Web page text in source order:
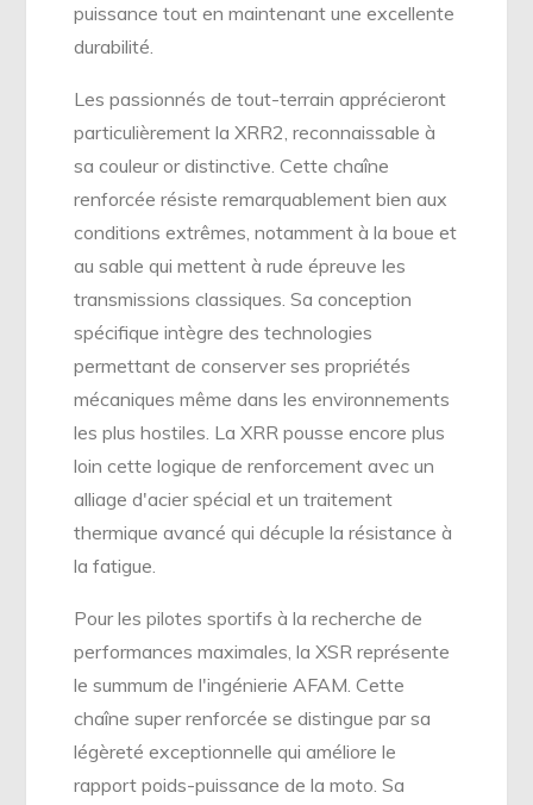
puissance tout en maintenant une excellente
durabilité.
Les passionnés de tout-terrain apprécieront
particulièrement la XRR2, reconnaissable à
sa couleur or distinctive. Cette chaîne
renforcée résiste remarquablement bien aux
conditions extrêmes, notamment à la boue et
au sable qui mettent à rude épreuve les
transmissions classiques. Sa conception
spécifique intègre des technologies
permettant de conserver ses propriétés
mécaniques même dans les environnements
les plus hostiles. La XRR pousse encore plus
loin cette logique de renforcement avec un
alliage d'acier spécial et un traitement
thermique avancé qui décuple la résistance à
la fatigue.
Pour les pilotes sportifs à la recherche de
performances maximales, la XSR représente
le summum de l'ingénierie AFAM. Cette
chaîne super renforcée se distingue par sa
légèreté exceptionnelle qui améliore le
rapport poids-puissance de la moto. Sa